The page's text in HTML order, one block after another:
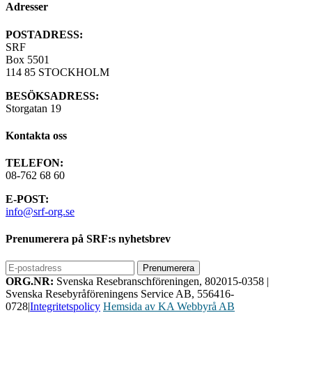
Adresser
POSTADRESS:
SRF
Box 5501
114 85 STOCKHOLM
BESÖKSADRESS:
Storgatan 19
Kontakta oss
TELEFON:
08-762 68 60
E-POST:
info@srf-org.se
Prenumerera på SRF:s nyhetsbrev
ORG.NR: Svenska Resebranschföreningen, 802015-0358 |
Svenska Resebyråföreningens Service AB, 556416-
0728|Integritetspolicy Hemsida av KA Webbyrå AB